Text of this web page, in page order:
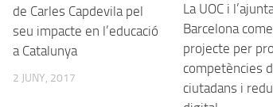
de Carles Capdevila pel
seu impacte en l’educació
a Catalunya
2 JUNY, 2017
La UOC i
Barcelona
projecte per
competències
ciutadans i